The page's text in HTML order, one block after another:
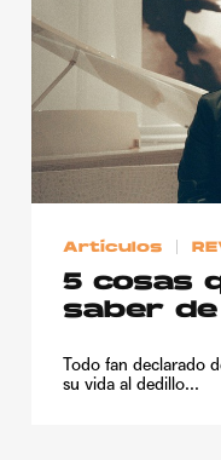
Artículos
5 cosas
saber de
Todo fan declarado
su vida al dedillo...